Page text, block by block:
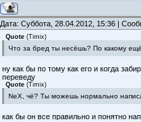
Дата: Суббота, 28.04.2012, 15:36 |
Quote (Timix)
Что за бред ты несёшь? По какому
ну как бы по тому как его и когда
переведу
Quote (Timix)
NeX, чё? Ты можешь нормально
как бы он все правильно и понятно